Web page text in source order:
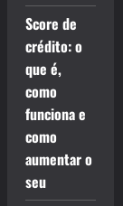
Score de
crédito: o
que é,
como
funciona e
como
aumentar o
seu